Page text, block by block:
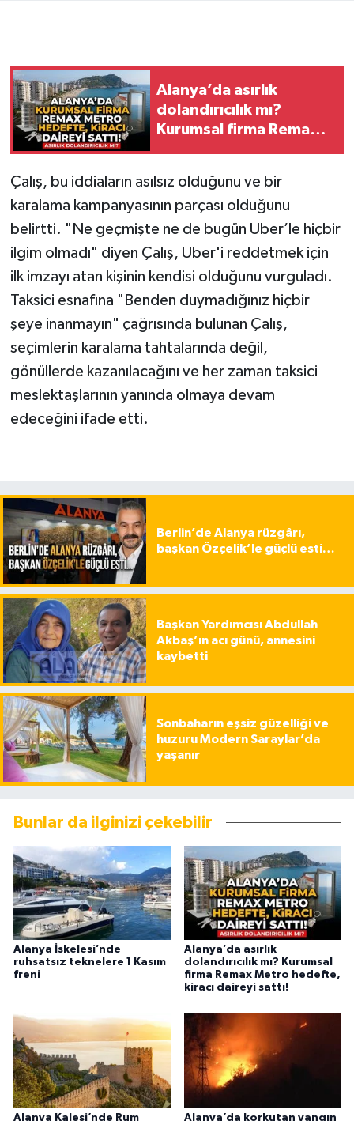
Alanya’da asırlık
dolandırıcılık mı?
Kurumsal firma Remax
Çalış, bu iddiaların asılsız olduğunu ve bir
karalama kampanyasının parçası olduğunu
belirtti. "Ne geçmişte ne de bugün Uber’le hiçbir
ilgim olmadı" diyen Çalış, Uber'i reddetmek için
ilk imzayı atan kişinin kendisi olduğunu vurguladı.
Taksici esnafına "Benden duymadığınız hiçbir
şeye inanmayın" çağrısında bulunan Çalış,
seçimlerin karalama tahtalarında değil,
gönüllerde kazanılacağını ve her zaman taksici
meslektaşlarının yanında olmaya devam
edeceğini ifade etti.
Berlin’de Alanya rüzgârı,
başkan Özçelik’le güçlü esti…
Başkan Yardımcısı Abdullah
Akbaş’ın acı günü, annesini
kaybetti
Sonbaharın eşsiz güzelliği ve
huzuru Modern Saraylar’da
yaşanır
Bunlar da ilginizi çekebilir
Alanya İskelesi’nde
ruhsatsız teknelere 1 Kasım
freni
Alanya’da asırlık
dolandırıcılık mı? Kurumsal
firma Remax Metro hedefte,
kiracı daireyi sattı!
Alanya Kalesi’nde Rum Alanya’da korkutan yangın